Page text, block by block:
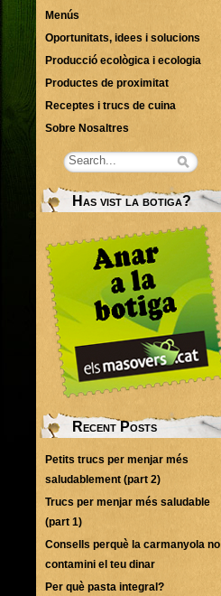
Menús
Oportunitats, idees i solucions
Producció ecològica i ecologia
Productes de proximitat
Receptes i trucs de cuina
Sobre Nosaltres
Has vist la botiga?
Recent Posts
Petits trucs per menjar més
saludablement (part 2)
Trucs per menjar més saludable
(part 1)
Consells perquè la carmanyola no
contamini el teu dinar
Per què pasta integral?